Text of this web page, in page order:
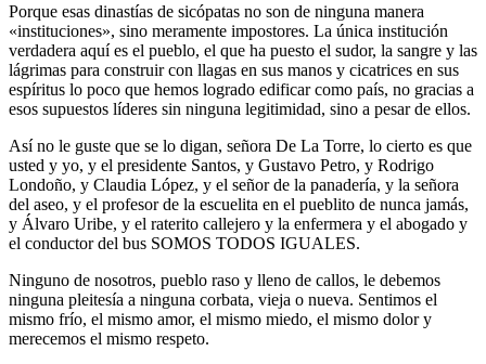
Porque esas dinastías de sicópatas no son de ninguna manera
«instituciones», sino meramente impostores. La única institución
verdadera aquí es el pueblo, el que ha puesto el sudor, la sangre y las
lágrimas para construir con llagas en sus manos y cicatrices en sus
espíritus lo poco que hemos logrado edificar como país, no gracias a
esos supuestos líderes sin ninguna legitimidad, sino a pesar de ellos.
Así no le guste que se lo digan, señora De La Torre, lo cierto es que
usted y yo, y el presidente Santos, y Gustavo Petro, y Rodrigo
Londoño, y Claudia López, y el señor de la panadería, y la señora
del aseo, y el profesor de la escuelita en el pueblito de nunca jamás,
y Álvaro Uribe, y el raterito callejero y la enfermera y el abogado y
el conductor del bus SOMOS TODOS IGUALES.
Ninguno de nosotros, pueblo raso y lleno de callos, le debemos
ninguna pleitesía a ninguna corbata, vieja o nueva. Sentimos el
mismo frío, el mismo amor, el mismo miedo, el mismo dolor y
merecemos el mismo respeto.